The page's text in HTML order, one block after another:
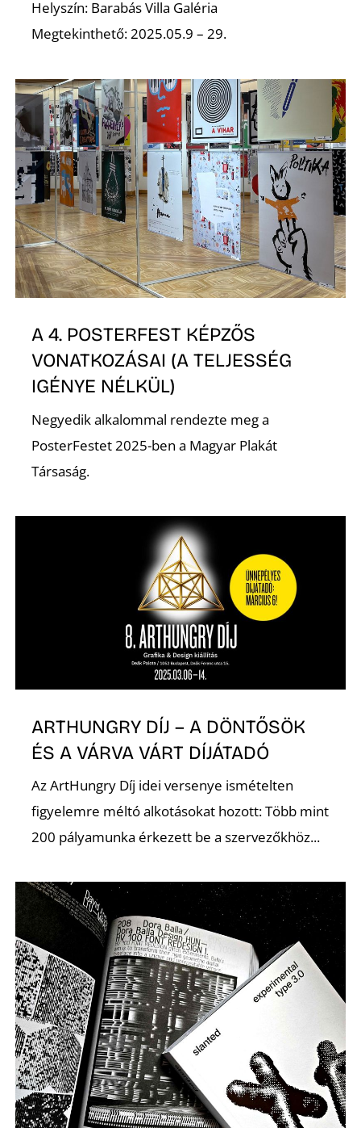
Helyszín: Barabás Villa Galéria
Megtekinthető: 2025.05.9 – 29.
A 4. POSTERFEST KÉPZŐS
VONATKOZÁSAI (A TELJESSÉG
IGÉNYE NÉLKÜL)
Negyedik alkalommal rendezte meg a
PosterFestet 2025-ben a Magyar Plakát
Társaság.
ARTHUNGRY DÍJ – A DÖNTŐSÖK
ÉS A VÁRVA VÁRT DÍJÁTADÓ
Az ArtHungry Díj idei versenye ismételten
figyelemre méltó alkotásokat hozott: Több mint
200 pályamunka érkezett be a szervezőkhöz...